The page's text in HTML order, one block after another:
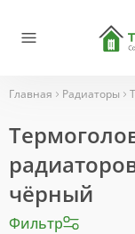
Главная Радиаторы
чёрный
Фильтр